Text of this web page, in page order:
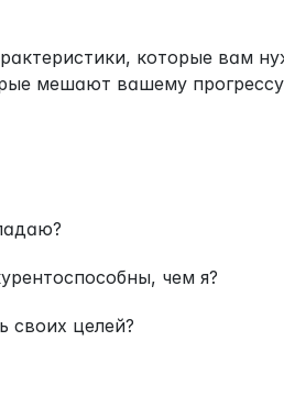
которые вам
мешают вашему
чем я?
своих целей?